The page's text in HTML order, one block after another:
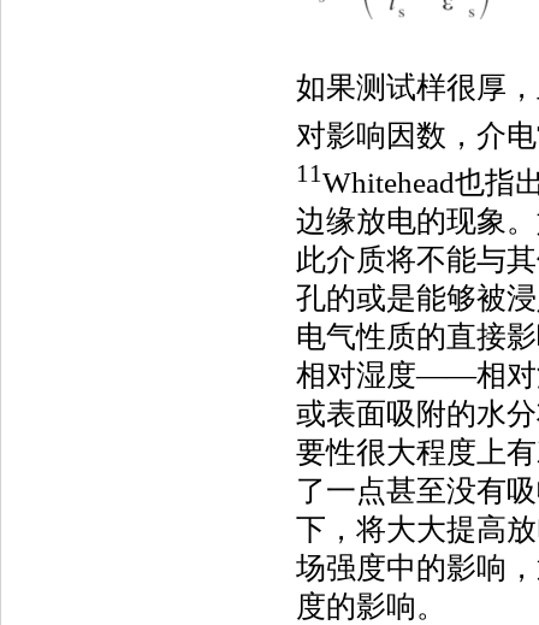
如果测试样很厚
对影响因数，介
11Whitehead也指
边缘放电的现象
此介质将不能与
孔的或是能够被
电气性质的直接
相对湿度——相对
或表面吸附的水
要性很大程度上
了一点甚至没有
下，将大大提高
场强度中的影响
度的影响。